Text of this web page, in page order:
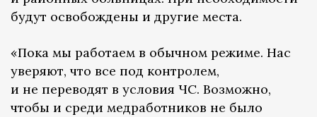
будут освобождены и другие места.
«Пока мы работаем в обычном режиме. Нас
уверяют, что все под контролем,
и не переводят в условия ЧС. Возможно,
чтобы и среди медработников не было